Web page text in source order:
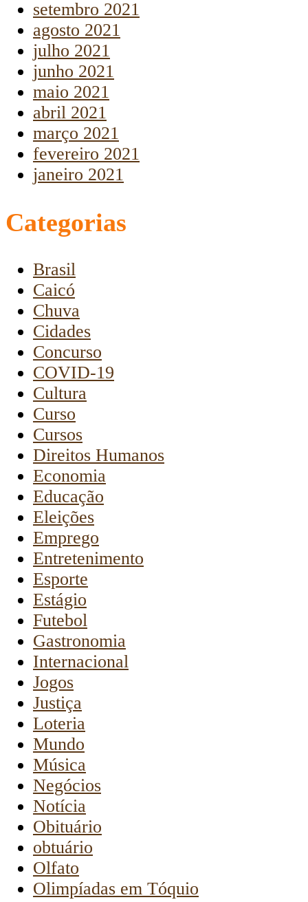
setembro 2021
agosto 2021
julho 2021
junho 2021
maio 2021
abril 2021
março 2021
fevereiro 2021
janeiro 2021
Categorias
Brasil
Caicó
Chuva
Cidades
Concurso
COVID-19
Cultura
Curso
Cursos
Direitos Humanos
Economia
Educação
Eleições
Emprego
Entretenimento
Esporte
Estágio
Futebol
Gastronomia
Internacional
Jogos
Justiça
Loteria
Mundo
Música
Negócios
Notícia
Obituário
obtuário
Olfato
Olimpíadas em Tóquio